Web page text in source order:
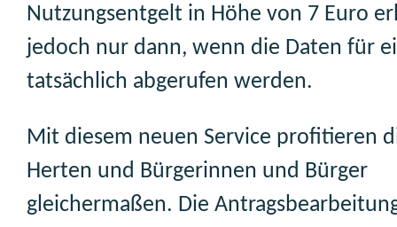
Nutzungsentgelt in Höhe von 7 Euro
jedoch nur dann, wenn die Daten für
tatsächlich abgerufen werden.
Mit diesem neuen Service profitieren
Herten und Bürgerinnen und Bürger
gleichermaßen. Die